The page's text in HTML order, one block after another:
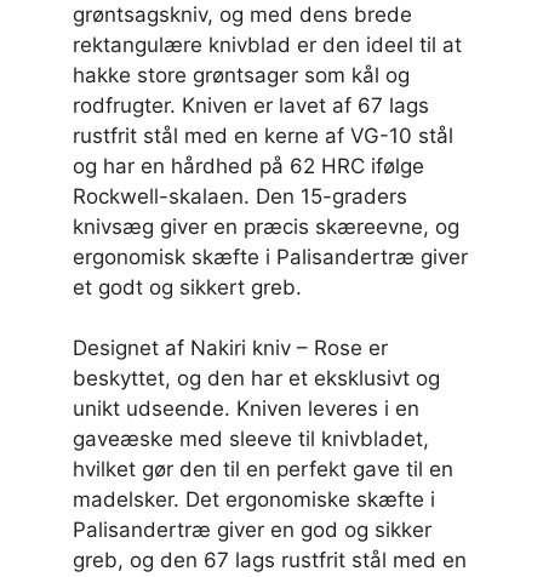
grøntsagskniv, og med dens brede
rektangulære knivblad er den ideel til at
hakke store grøntsager som kål og
rodfrugter. Kniven er lavet af 67 lags
rustfrit stål med en kerne af VG-10 stål
og har en hårdhed på 62 HRC ifølge
Rockwell-skalaen. Den 15-graders
knivsæg giver en præcis skæreevne, og
ergonomisk skæfte i Palisandertræ giver
et godt og sikkert greb.
Designet af Nakiri kniv – Rose er
beskyttet, og den har et eksklusivt og
unikt udseende. Kniven leveres i en
gaveæske med sleeve til knivbladet,
hvilket gør den til en perfekt gave til en
madelsker. Det ergonomiske skæfte i
Palisandertræ giver en god og sikker
greb, og den 67 lags rustfrit stål med en